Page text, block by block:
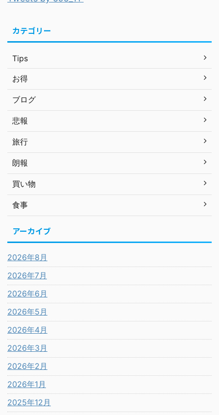
カテゴリー
Tips
お得
ブログ
悲報
旅行
朗報
買い物
食事
アーカイブ
2026年8月
2026年7月
2026年6月
2026年5月
2026年4月
2026年3月
2026年2月
2026年1月
2025年12月